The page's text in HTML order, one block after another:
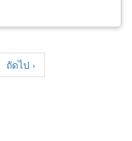
Next
page
ถัดไป ›